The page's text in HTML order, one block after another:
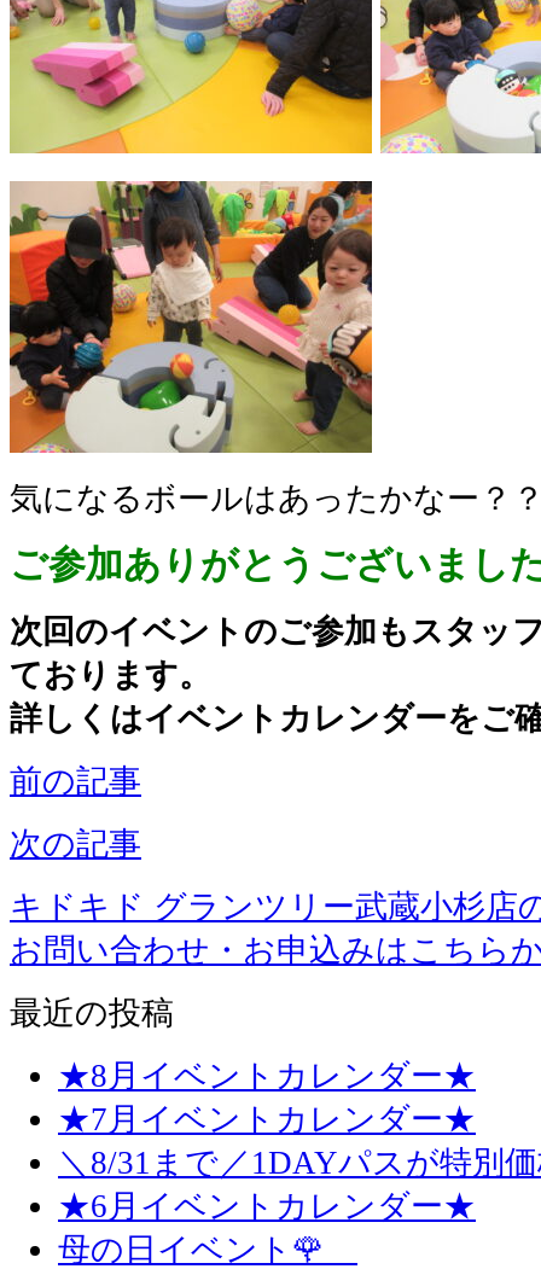
気になるボールはあったかなー？
ご参加ありがとうございまし
次回のイベントのご参加もスタッ
ております。
詳しくはイベントカレンダーをご
前の記事
次の記事
キドキド グランツリー武蔵小杉店
お問い合わせ・お申込みはこちら
最近の投稿
★8月イベントカレンダー★
★7月イベントカレンダー★
＼8/31まで／1DAYパスが特別
★6月イベントカレンダー★
母の日イベント🌹